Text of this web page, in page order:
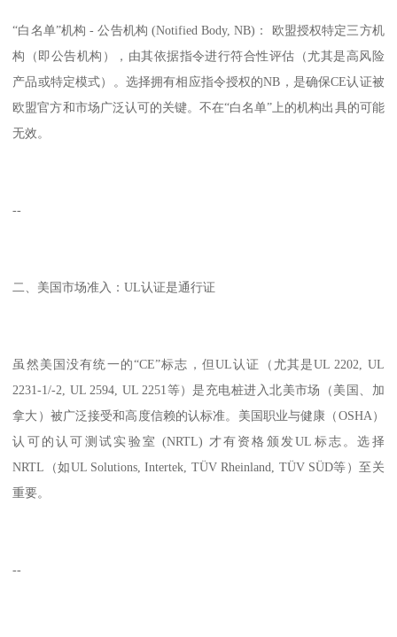
“白名单”机构 - 公告机构 (Notified Body, NB)： 欧盟授权特定三方机
构（即公告机构），由其依据指令进行符合性评估（尤其是高风险
产品或特定模式）。选择拥有相应指令授权的NB，是确保CE认证被
欧盟官方和市场广泛认可的关键。不在“白名单”上的机构出具的可能
无效。
--
二、美国市场准入：UL认证是通行证
虽然美国没有统一的“CE”标志，但UL认证（尤其是UL 2202, UL
2231-1/-2, UL 2594, UL 2251等）是充电桩进入北美市场（美国、加
拿大）被广泛接受和高度信赖的认标准。美国职业与健康（OSHA）
认可的认可测试实验室 (NRTL) 才有资格颁发UL标志。选择
NRTL（如UL Solutions, Intertek, TÜV Rheinland, TÜV SÜD等）至关
重要。
--